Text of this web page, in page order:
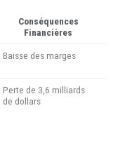
Conséquences
Financières
Baisse des marges
Perte de 3,6 milliards
de dollars